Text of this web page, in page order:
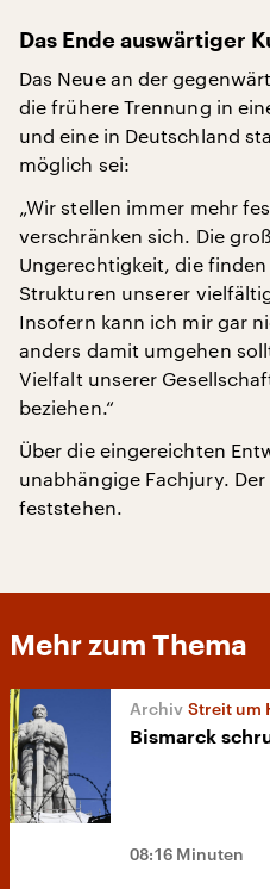
Das Ende auswärtiger
Das Neue an der
die frühere Trennung in
und eine in Deutschland
möglich sei:
„Wir stellen immer mehr
verschränken sich. Die
Ungerechtigkeit, die
Strukturen unserer
Insofern kann ich mir gar
anders damit umgehen
Vielfalt unserer
beziehen.“
Über die eingereichten
unabhängige Fachjury.
feststehen.
Mehr zum Thema
Streit um
Bismarck
08:16 Minuten